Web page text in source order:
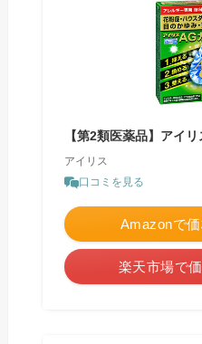
【第2類医薬品】アイ
アイリス
口コミを見る
Amazonで
楽天市場で